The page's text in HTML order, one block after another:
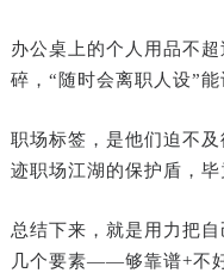
办公桌上的个人用品不
碎，“随时会离职人设”
职场标签，是他们迫不
迹职场江湖的保护盾，毕
总结下来，就是用力把
几个要素——够靠谱+不